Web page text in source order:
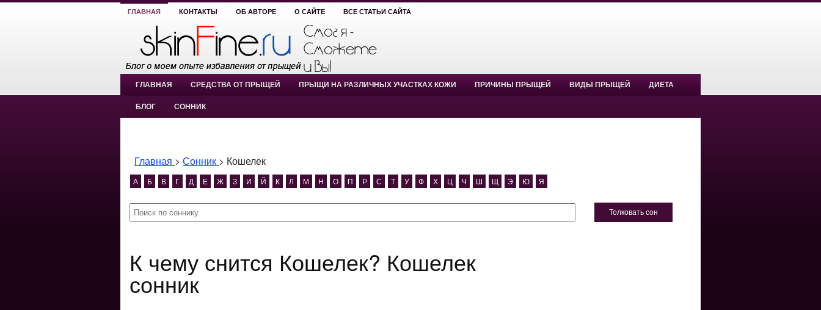
ГЛАВНАЯ КОНТАКТЫ ОБ АВТОРЕ О САЙТЕ ВСЕ СТАТЬИ САЙТА
ГЛАВНАЯ СРЕДСТВА ОТ ПРЫЩЕЙ ПРЫЩИ НА РАЗЛИЧНЫХ УЧАСТКАХ КОЖИ ПРИЧИНЫ ПРЫЩЕЙ ВИДЫ ПРЫЩЕЙ ДИЕТА
БЛОГ СОННИК
Главная > Сонник > Кошелек
А Б В Г Д Е Ж З И Й К Л М Н О П Р С Т У Ф Х Ц Ч Ш Щ Э Ю Я
Толковать сон
К чему снится Кошелек? Кошелек
сонник